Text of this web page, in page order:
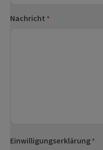
Nachricht *
Einwilligungserklärung *